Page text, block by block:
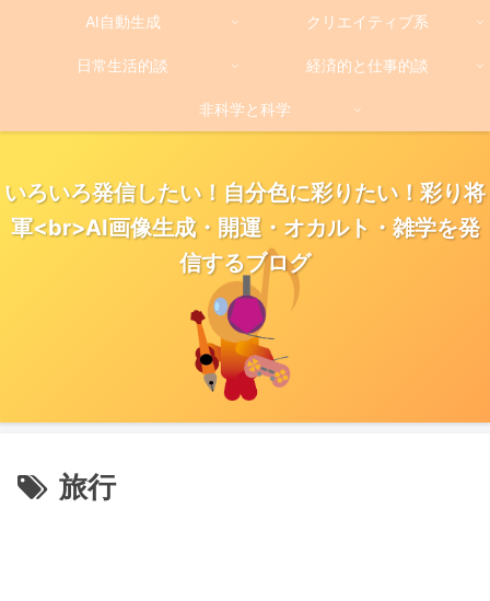
いろいろ発信したい！自分色に彩りたい！彩り将
軍<br>AI画像生成・開運・オカルト・雑学を発
信するブログ
AI自動生成 クリエイティブ系
日常生活的談 経済的と仕事的談
非科学と科学
旅行